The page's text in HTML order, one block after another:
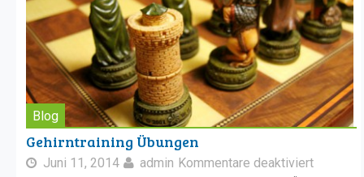
Blog
Gehirntraining Übungen
Juni 11, 2014 admin Kommentare deaktiviert